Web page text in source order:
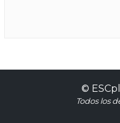
©
Todos los